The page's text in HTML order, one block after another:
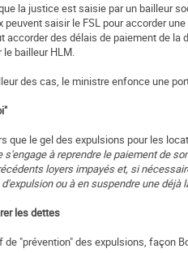
la justice est saisie par un bailleur
peuvent saisir le FSL pour accorder
accorder des délais de paiement de
bailleur HLM.
des cas, le ministre enfonce une
que le gel des expulsions pour les
s'engage à reprendre le paiement de
loyers impayés et, si
ou à en suspendre une déjà
les dettes
de "prévention" des expulsions, façon